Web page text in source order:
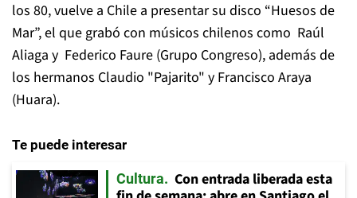
los 80, vuelve a Chile a presentar su disco “Huesos de
Mar”, el que grabó con músicos chilenos como Raúl
Aliaga y Federico Faure (Grupo Congreso), además de
los hermanos Claudio "Pajarito" y Francisco Araya
(Huara).
Te puede interesar
Cultura
Con entrada liberada esta